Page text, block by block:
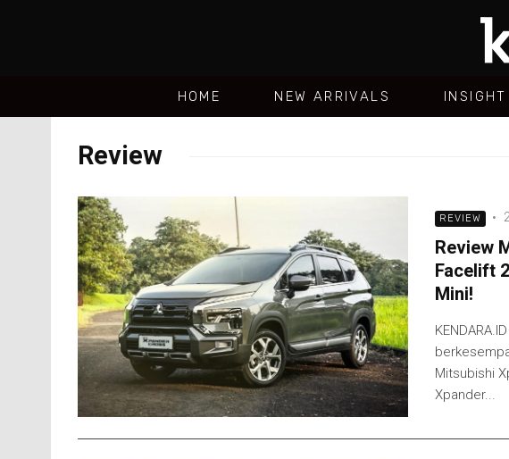
HOME NEW ARRIVALS INSIGHT
Review
REVIEW ·
Review
Facelift
Mini!
Mitsubishi
Xpander...